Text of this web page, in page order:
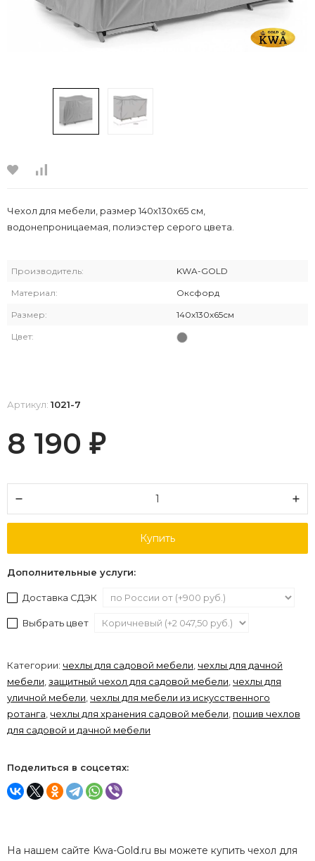
Чехол для мебели, размер 140х130х65 см,
водонепроницаемая, полиэстер серого цвета.
Производитель: KWA-GOLD
Материал: Оксфорд
Размер: 140х130х65см
Цвет:
Артикул: 1021-7
8 190 ₽
Купить
Дополнительные услуги:
Доставка СДЭК
Выбрать цвет
Категории: чехлы для садовой мебели, чехлы для дачной
мебели,защитный чехол для садовой мебели, чехлы для
уличной мебели, чехлы для мебели из искусственного
ротанга, чехлы для хранения садовой мебели, пошив чехлов
для садовой и дачной мебели
Поделиться в соцсетях:
На нашем сайте Kwa-Gold.ru вы можете купить чехол для